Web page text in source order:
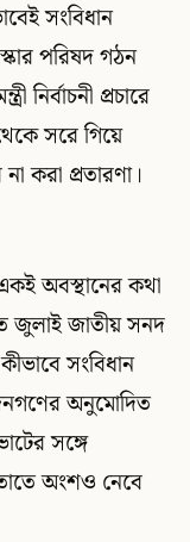
সংবিধান
পরিষদ গঠন
প্রচারে
সরে গিয়ে
করা প্রতারণা।
অবস্থানের কথা
জুলাই জাতীয় সনদ
সংবিধান
অনুমোদিত
সঙ্গে
অংশও নেবে